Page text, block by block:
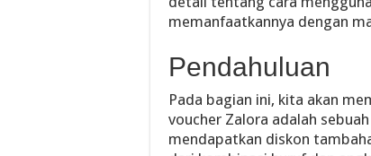
memanfaatkannya dengan
Pendahuluan
Pada bagian ini, kita akan
voucher Zalora adalah
mendapatkan diskon